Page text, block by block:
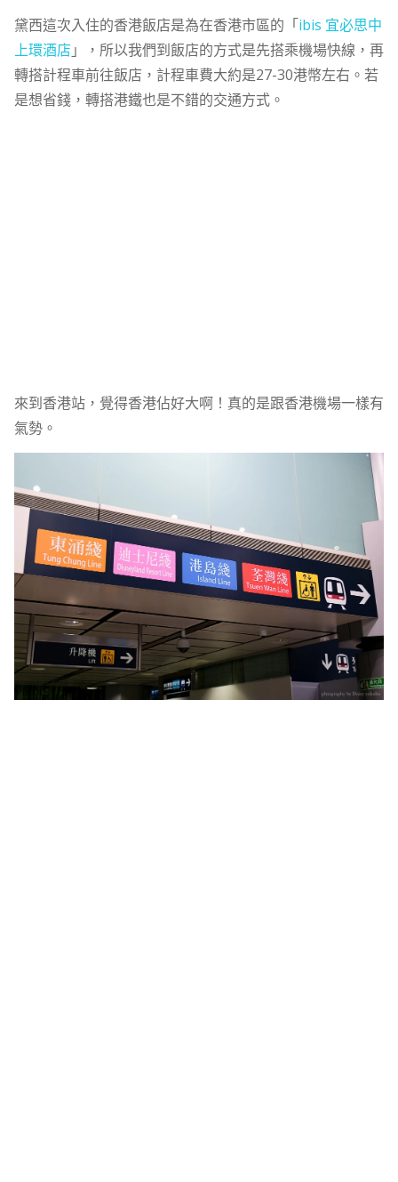
黛西這次入住的香港飯店是為在香港市區的「ibis 宜必思中
上環酒店」，所以我們到飯店的方式是先搭乘機場快線，再
轉搭計程車前往飯店，計程車費大約是27-30港幣左右。若
是想省錢，轉搭港鐵也是不錯的交通方式。
來到香港站，覺得香港佔好大啊！真的是跟香港機場一樣有
氣勢。